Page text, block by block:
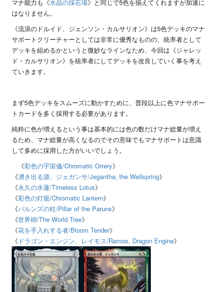
マナ能力も《水晶の採石場》と同じで5色を揃えてくれますが加速に
はなりません。
《流浪のドルイド、ジェンソン・カルサリオン》は5色デッキのマナ
サポートクリーチャーとしては非常に優秀なものの、統率者として
デッキを組めるかというと微妙なラインなため、今回は《ジャレッ
ド・カルサリオン》を統率者にしてデッキを改良していく事を考え
ていきます。
まず5色デッキをスムーズに動かすために、普段以上に色マナサポー
トカードを多く採用する必要があります。
純粋に色が増えるという事は基本的には色の数だけマナ総量が増え
るため、マナ総量が高くなるのでその意味でもマナサポートは意識
して多めに採用した方がいいでしょう。
《彩色の宇宙儀/Chromatic Orrery》
《湧き出る源、ジェガンサ/Jegantha, the Wellspring》
《永久の水蓮/Timeless Lotus》
《彩色の灯籠/Chromatic Lantern》
《パルンズの柱/Pillar of the Paruns》
《世界樹/The World Tree》
《花を手入れする者/Bloom Tender》
《 ドラゴン・エンジン、レイモス/Ramos, Dragon Engine》